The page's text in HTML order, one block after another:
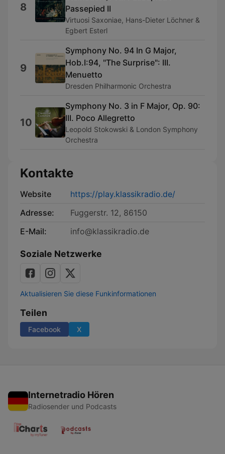
8
Passepied II
Virtuosi Saxoniae, Hans-Dieter Löchner &
Egbert Esterl
9
Symphony No. 94 In G Major,
Hob.I:94, "The Surprise": III.
Menuetto
Dresden Philharmonic Orchestra
10
Symphony No. 3 in F Major, Op. 90:
III. Poco Allegretto
Leopold Stokowski & London Symphony
Orchestra
Kontakte
Website
https://play.klassikradio.de/
Adresse:
Fuggerstr. 12, 86150
E-Mail:
info@klassikradio.de
Soziale Netzwerke
Aktualisieren Sie diese Funkinformationen
Teilen
Facebook X
Internetradio Hören
Radiosender und Podcasts